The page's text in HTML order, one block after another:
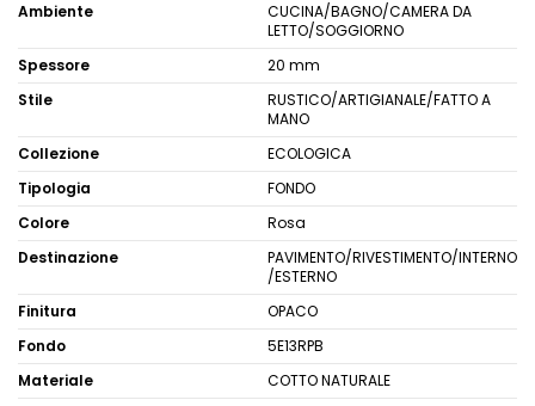
Ambiente
CUCINA/BAGNO/CAMERA DA
LETTO/SOGGIORNO
Spessore
20 mm
Stile
RUSTICO/ARTIGIANALE/FATTO A
MANO
Collezione
ECOLOGICA
Tipologia
FONDO
Colore
Rosa
Destinazione
PAVIMENTO/RIVESTIMENTO/INTERNO
/ESTERNO
Finitura
OPACO
Fondo
5E13RPB
Materiale
COTTO NATURALE